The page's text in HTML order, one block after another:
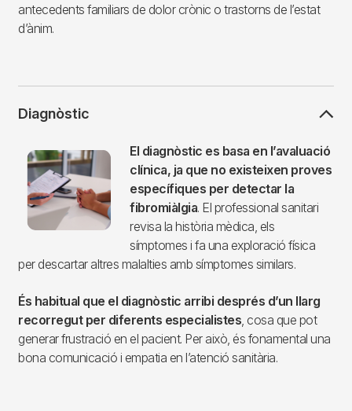
antecedents familiars de dolor crònic o trastorns de l’estat
d’ànim.
Diagnòstic
Imagen
El diagnòstic es basa en l’avaluació
clínica, ja que no existeixen proves
específiques per detectar la
fibromiàlgia. El professional sanitari
revisa la història mèdica, els
símptomes i fa una exploració física
per descartar altres malalties amb símptomes similars.
És habitual que el diagnòstic arribi després d’un llarg
recorregut per diferents especialistes , cosa que pot
generar frustració en el pacient. Per això, és fonamental una
bona comunicació i empatia en l’atenció sanitària.